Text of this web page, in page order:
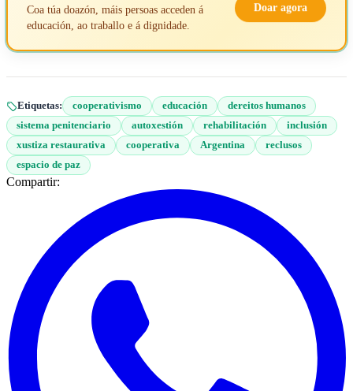
Coa túa doazón, máis persoas acceden á
educación, ao traballo e á dignidade.
Doar agora
Etiquetas: cooperativismo educación
dereitos humanos
sistema penitenciario
autoxestión rehabilitación
inclusión
xustiza restaurativa
cooperativa Argentina
reclusos
espacio de paz
Compartir: